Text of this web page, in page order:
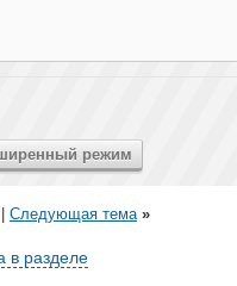
Следующая тема »
в разделе